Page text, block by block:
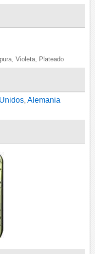
Violeta, Plateado
, Alemania